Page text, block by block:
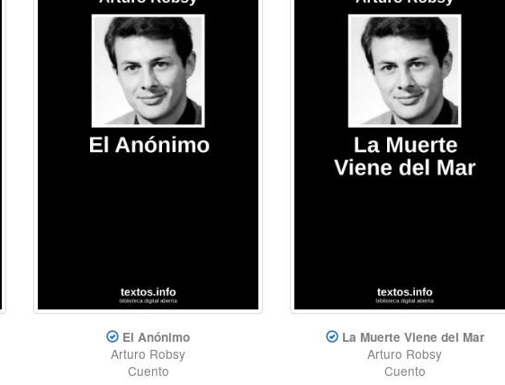
El Anónimo
Arturo Robsy
Cuento
La Muerte Viene del Mar
Arturo Robsy
Cuento